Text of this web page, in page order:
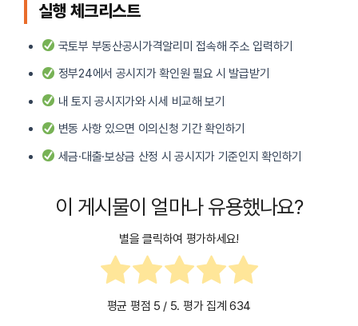
실행 체크리스트
국토부 부동산공시가격알리미 접속해 주소 입력하기
정부24에서 공시지가 확인원 필요 시 발급받기
내 토지 공시지가와 시세 비교해 보기
변동 사항 있으면 이의신청 기간 확인하기
세금·대출·보상금 산정 시 공시지가 기준인지 확인하기
이 게시물이 얼마나 유용했나요?
별을 클릭하여 평가하세요!
평균 평점 5 / 5. 평가 집계634